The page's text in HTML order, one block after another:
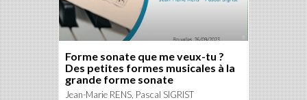
Forme sonate que me veux-tu ?
Des petites formes musicales à la
grande forme sonate
Jean-Marie RENS, Pascal SIGRIST